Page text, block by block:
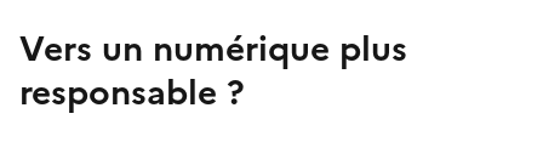
Vers un numérique plus
responsable ?